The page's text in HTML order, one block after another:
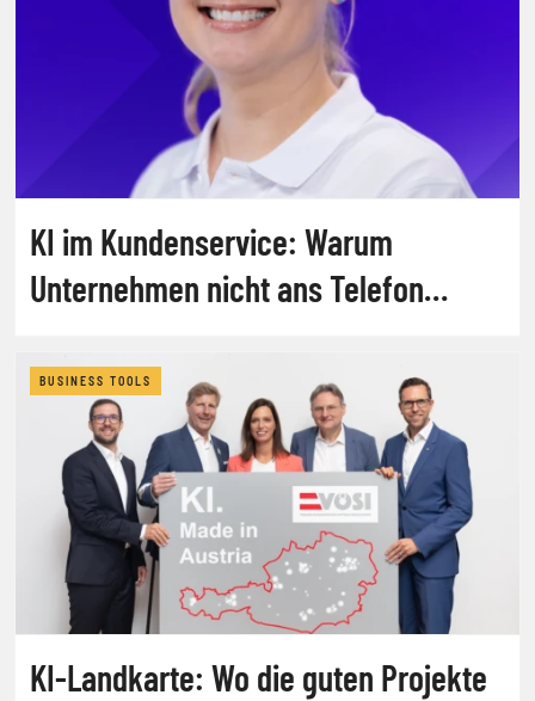
KI im Kundenservice: Warum
Unternehmen nicht ans Telefon
BUSINESS TOOLS
KI-Landkarte: Wo die guten Projekte